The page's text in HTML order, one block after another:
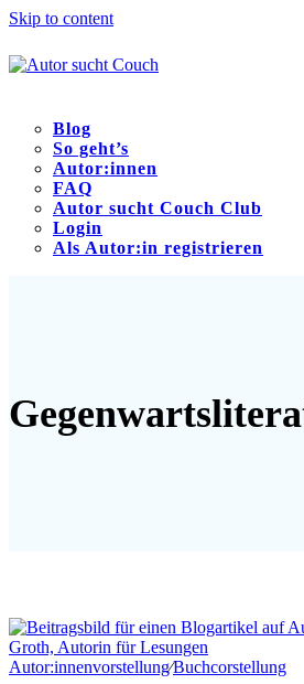
Skip to content
Blog
So geht’s
Autor:innen
FAQ
Autor sucht Couch Club
Login
Als Autor:in registrieren
Autor:innenvorstellung∕Buchcorstellung